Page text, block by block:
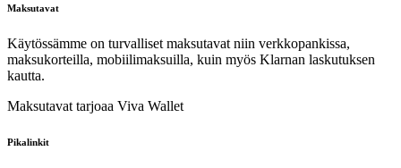
Maksutavat
Käytössämme on turvalliset maksutavat niin verkkopankissa,
maksukorteilla, mobiilimaksuilla, kuin myös Klarnan laskutuksen
kautta.
Maksutavat tarjoaa Viva Wallet
Pikalinkit